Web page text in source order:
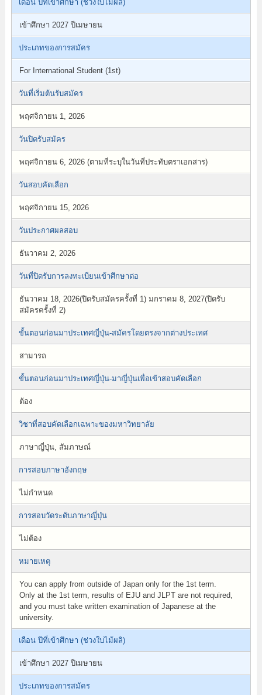
เดือน ปีที่เข้าศึกษา (ช่วงใบไม้ผลิ)
เข้าศึกษา 2027 ปีเมษายน
ประเภทของการสมัคร
For International Student (1st)
วันที่เริ่มต้นรับสมัคร
พฤศจิกายน 1, 2026
วันปิดรับสมัคร
พฤศจิกายน 6, 2026 (ตามที่ระบุในวันที่ประทับตราเอกสาร)
วันสอบคัดเลือก
พฤศจิกายน 15, 2026
วันประกาศผลสอบ
ธันวาคม 2, 2026
วันที่ปิดรับการลงทะเบียนเข้าศึกษาต่อ
ธันวาคม 18, 2026(ปิดรับสมัครครั้งที่ 1) มกราคม 8, 2027(ปิดรับ
สมัครครั้งที่ 2)
ขั้นตอนก่อนมาประเทศญี่ปุ่น-สมัครโดยตรงจากต่างประเทศ
สามารถ
ขั้นตอนก่อนมาประเทศญี่ปุ่น-มาญี่ปุ่นเพื่อเข้าสอบคัดเลือก
ต้อง
วิชาที่สอบคัดเลือกเฉพาะของมหาวิทยาลัย
ภาษาญี่ปุ่น, สัมภาษณ์
การสอบภาษาอังกฤษ
ไม่กำหนด
การสอบวัดระดับภาษาญี่ปุ่น
ไม่ต้อง
หมายเหตุ
You can apply from outside of Japan only for the 1st term.
Only at the 1st term, results of EJU and JLPT are not required,
and you must take written examination of Japanese at the
university.
เดือน ปีที่เข้าศึกษา (ช่วงใบไม้ผลิ)
เข้าศึกษา 2027 ปีเมษายน
ประเภทของการสมัคร